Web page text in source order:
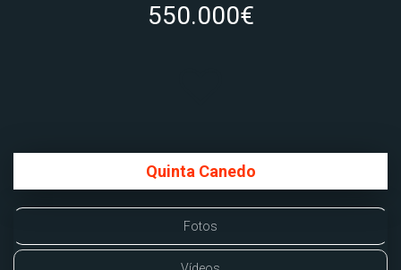
550.000€
Quinta Canedo
Fotos